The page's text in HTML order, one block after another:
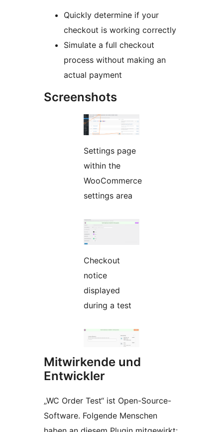
Quickly determine if your
checkout is working correctly
Simulate a full checkout
process without making an
actual payment
Screenshots
Settings page
within the
WooCommerce
settings area
Checkout
notice
displayed
during a test
Mitwirkende und
Entwickler
„WC Order Test“ ist Open-Source-
Software. Folgende Menschen